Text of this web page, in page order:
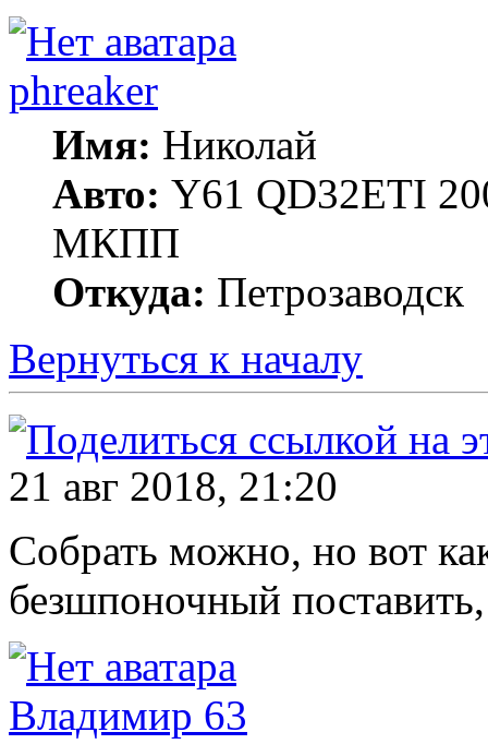
phreaker
Имя: Николай
Авто: Y61 QD32ETI
МКПП
Откуда: Петрозаводск
Вернуться к началу
21 авг 2018, 21:20
Собрать можно, но вот
безшпоночный
Владимир 63